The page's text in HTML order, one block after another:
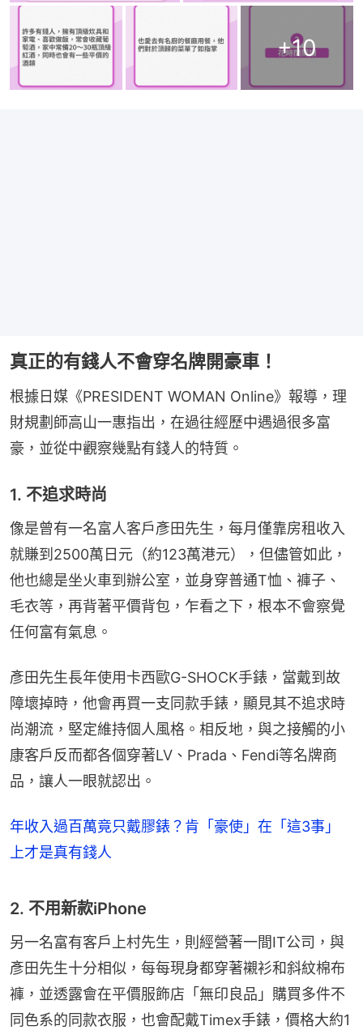
+10
真正的有錢人不會穿名牌開豪車！
根據日媒《PRESIDENT WOMAN Online》報導，理
財規劃師高山一惠指出，在過往經歷中遇過很多富
豪，並從中觀察幾點有錢人的特質。
1. 不追求時尚
像是曾有一名富人客戶彥田先生，每月僅靠房租收入
就賺到2500萬日元（約123萬港元），但儘管如此，
他也總是坐火車到辦公室，並身穿普通T恤、褲子、
毛衣等，再背著平價背包，乍看之下，根本不會察覺
任何富有氣息。
彥田先生長年使用卡西歐G-SHOCK手錶，當戴到故
障壞掉時，他會再買一支同款手錶，顯見其不追求時
尚潮流，堅定維持個人風格。相反地，與之接觸的小
康客戶反而都各個穿著LV、Prada、Fendi等名牌商
品，讓人一眼就認出。
年收入過百萬竟只戴膠錶？肯「豪使」在「這3事」
上才是真有錢人
2. 不用新款iPhone
另一名富有客戶上村先生，則經營著一間IT公司，與
彥田先生十分相似，每每現身都穿著襯衫和斜紋棉布
褲，並透露會在平價服飾店「無印良品」購買多件不
同色系的同款衣服，也會配戴Timex手錶，價格大約1